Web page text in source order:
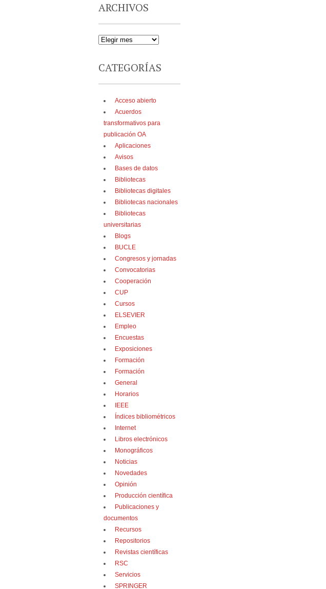
ARCHIVOS
CATEGORÍAS
Acceso abierto
Acuerdos
transformativos para
publicación OA
Aplicaciones
Avisos
Bases de datos
Bibliotecas
Bibliotecas digitales
Bibliotecas nacionales
Bibliotecas
universitarias
Blogs
BUCLE
Congresos y jornadas
Convocatorias
Cooperación
CUP
Cursos
ELSEVIER
Empleo
Encuestas
Exposiciones
Formación
Formación
General
Horarios
IEEE
Índices bibliométricos
Internet
Libros electrónicos
Monográficos
Noticias
Novedades
Opinión
Producción científica
Publicaciones y
documentos
Recursos
Repositorios
Revistas científicas
RSC
Servicios
SPRINGER